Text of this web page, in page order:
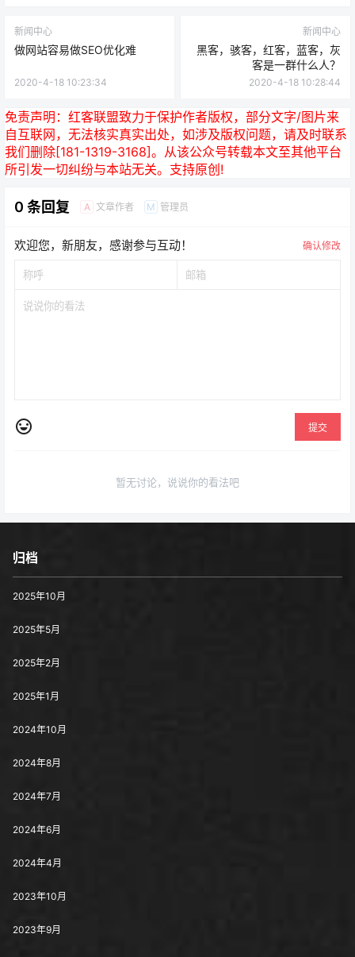
新闻中心
做网站容易做SEO优化难
2020-4-18 10:23:34
新闻中心
黑客，骇客，红客，蓝客，灰
客是一群什么人？
2020-4-18 10:28:44
免责声明： 红客联盟致力于保护作者版权，部分文字/图片来
自互联网，无法核实真实出处，如涉及版权问题，请及时联系
我们删除[181-1319-3168]。从该公众号转载本文至其他平台
所引发一切纠纷与本站无关。支持原创!
0 条回复 A 文章作者 M 管理员
欢迎您，新朋友，感谢参与互动！ 确认修改
提交
暂无讨论，说说你的看法吧
归档
2025年10月
2025年5月
2025年2月
2025年1月
2024年10月
2024年8月
2024年7月
2024年6月
2024年4月
2023年10月
2023年9月